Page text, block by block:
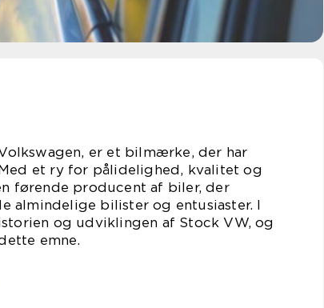
er et bilmærke, der har
et ry for pålidelighed, kvalitet og
førende producent af biler, der
almindelige bilister og entusiaster. I
og udviklingen af Stock VW, og
emne.